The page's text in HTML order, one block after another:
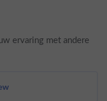
ervaring met andere